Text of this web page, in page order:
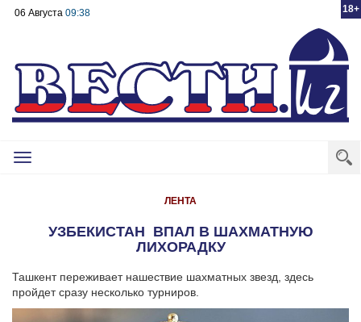
18+
06 Августа 09:38
Toggle
ЛЕНТА
УЗБЕКИСТАН ВПАЛ В ШАХМАТНУЮ
ЛИХОРАДКУ
Ташкент переживает нашествие шахматных звезд, здесь
пройдет сразу несколько турниров.